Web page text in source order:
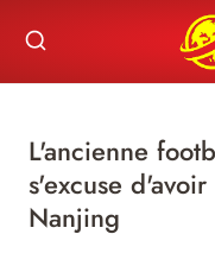
content
L'ancienne
s'excuse
Nanjing